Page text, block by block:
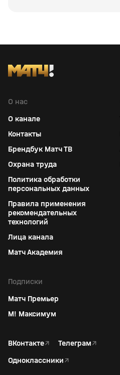
О нас
О канале
Контакты
Брендбук Матч ТВ
Охрана труда
Политика обработки
персональных данных
Правила применения
рекомендательных
технологий
Лица канала
Матч Академия
Подписки
Матч Премьер
М! Максимум
ВКонтакте↗ Телеграм↗
Одноклассники↗